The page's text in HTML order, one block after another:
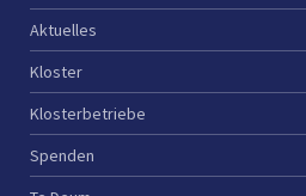
Aktuelles
Kloster
Klosterbetriebe
Spenden